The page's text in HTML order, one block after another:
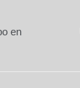
en